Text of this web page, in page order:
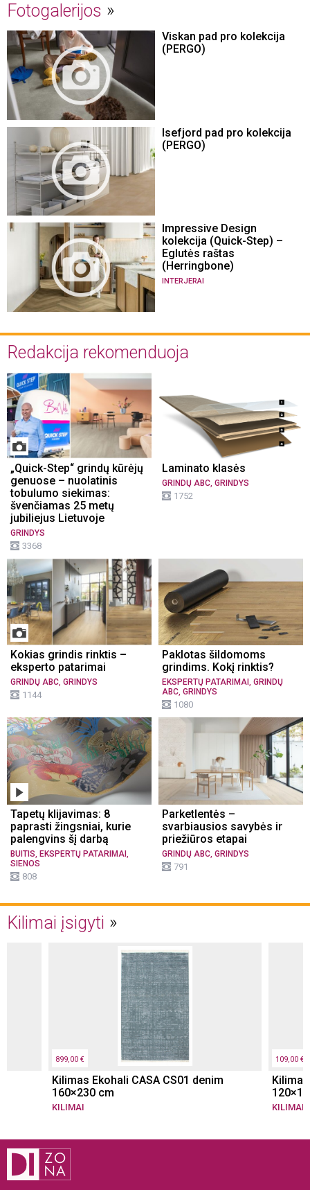
Fotogalerijos
Viskan pad pro kolekcija
(PERGO)
Isefjord pad pro kolekcija
(PERGO)
Impressive Design
kolekcija (Quick-Step) –
Eglutės raštas
(Herringbone)
INTERJERAI
Redakcija rekomenduoja
„Quick-Step“ grindų kūrėjų
genuose – nuolatinis
tobulumo siekimas:
švenčiamas 25 metų
jubiliejus Lietuvoje
GRINDYS
3368
Laminato klasės
GRINDŲ ABC, GRINDYS
1752
Kokias grindis rinktis –
eksperto patarimai
GRINDŲ ABC, GRINDYS
1144
Paklotas šildomoms
grindims. Kokį rinktis?
EKSPERTŲ PATARIMAI , GRINDŲ
ABC, GRINDYS
1080
Tapetų klijavimas: 8
paprasti žingsniai, kurie
palengvins šį darbą
BUITIS EKSPERTŲ PATARIMAI
SIENOS
808
Parketlentės –
svarbiausios savybės ir
priežiūros etapai
GRINDŲ ABC GRINDYS
791
Kilimai įsigyti
899,00 €
Kilimas Ekohali CASA CS01 denim
160×230 cm
KILIMAI
109,00 €
KILIMAI